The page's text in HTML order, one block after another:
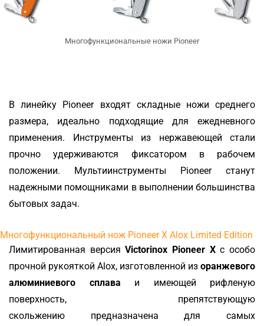
Многофункциональные ножи Pioneer
В линейку Pioneer входят складные ножи среднего
размера, идеально подходящие для ежедневного
применения. Инструменты из нержавеющей стали
прочно удерживаются фиксатором в рабочем
положении. Мультиинструменты Pioneer станут
надежными помощниками в выполнении большинства
бытовых задач.
Многофункциональный нож Pioneer X Alox Limited Edition
Лимитированная версияVictorinox Pioneer Xс особо
прочной рукояткой Alox, изготовленной из оранжевого
алюминиевого сплава и имеющей рифленую
поверхность, препятствующую
скольжению предназначена для самых